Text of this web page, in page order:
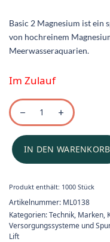
Basic 2 Magnesium ist ein
von hochreinem
Meerwasseraquarien.
Im Zulauf
IN DEN WARENKORB
Produkt enthält: 1000Stück
Artikelnummer: ML0138
Kategorien:Technik, Marken,
Versorgungssysteme und
Lift